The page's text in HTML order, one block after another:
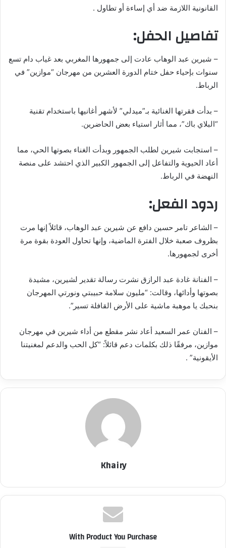
ك
ا
القانونية اللازمة ضد أي إساءة أو تطاول .
تفاصيل الحفل:
– شيرين عبد الوهاب عادت إلى جمهورها المغربي بعد غياب دام تسع
سنوات بإحياء حفل ختام الدورة العشرين من مهرجان “موازين” في
الرباط.
– بدأت فقرتها الغنائية بـ”ميدلي” لأشهر أغانيها باستخدام تقنية
“البلاي باك”، مما أثار استياء بعض الحاضرين.
– استجابت شيرين لطلب الجمهور وبدأت الغناء بصوتها الحي، مما
أعاد الحيوية والتفاعل إلى الجمهور الكبير الذي احتشد على منصة
النهضة في الرباط.
ردود الفعل:
– الشاعر تامر حسين دافع عن شيرين عبد الوهاب، قائلاً إنها مرت
بظروف صعبة خلال الفترة الماضية، وإنها تحاول العودة بقوة مرة
أخرى لجمهورها.
– الفنانة غادة عبد الرازق نشرت رسالة تقدير لشيرين، مشيدة
بصوتها وأدائها، وقالت: “مليون سلامة حبيبتي ونورتي المهرجان
بنحبك يا موهبة ماشية على الأرض القافلة تسير”.
– الفنان عمر السعيد أعاد نشر مقطع من أداء شيرين في مهرجان
موازين، مرفقًا ذلك بكلمات دعم قائلاً: “كل الحب والدعم لمغنيتنا
الأيقونية” .
Khairy
With Product You Purchase